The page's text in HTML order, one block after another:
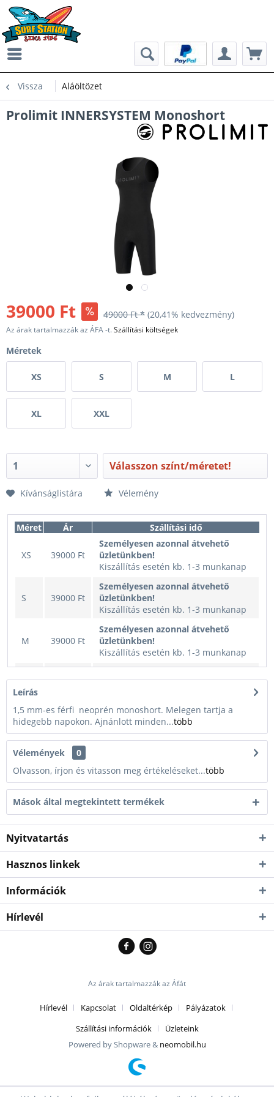
Vissza Aláöltözet
Prolimit INNERSYSTEM Monoshort
39000 Ft 49000 Ft * (20,41% kedvezmény)
Az árak tartalmazzák az ÁFA -t.Szállítási költségek
Méretek
XS S M L
XL XXL
Válasszon színt/méretet!
Kívánságlistára Vélemény
Méret Ár Szállítási idő
XS 39000 Ft
Személyesen azonnal átvehető
üzletünkben!
Kiszállítás esetén kb. 1-3 munkanap
S 39000 Ft
Személyesen azonnal átvehető
üzletünkben!
Kiszállítás esetén kb. 1-3 munkanap
M 39000 Ft
Személyesen azonnal átvehető
üzletünkben!
Kiszállítás esetén kb. 1-3 munkanap
L 39000 Ft
üzletünkben!
XL 39000 Ft
Személyesen azonnal átvehető
üzletünkben!
Kiszállítás esetén kb. 1-3 munkanap
XXL 39000 Ft
üzletünkben!
Kiszállítás esetén kb. 1-3 munkanap
Leírás
1,5 mm-es férfi neoprén monoshort. Melegen tartja a
hidegebb napokon. Ajnánlott minden...több
Vélemények
0
Olvasson, írjon és vitasson meg értékeléseket...több
Mások által megtekintett termékek
Nyitvatartás
Hasznos linkek
Információk
Hírlevél
Az árak tartalmazzák az Áfát
Hírlevél Kapcsolat Oldaltérkép
Pályázatok
Szállítási információk
Üzleteink
Powered by Shopware & neomobil.hu